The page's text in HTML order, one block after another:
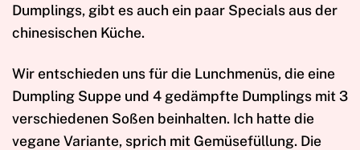
Dumplings, gibt es auch ein paar Specials aus der
chinesischen Küche.
Wir entschieden uns für die Lunchmenüs, die eine
Dumpling Suppe und 4 gedämpfte Dumplings mit 3
verschiedenen Soßen beinhalten. Ich hatte die
vegane Variante, sprich mit Gemüsefüllung. Die